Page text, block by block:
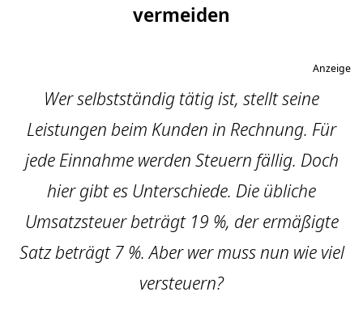
vermeiden
Anzeige
Wer selbstständig tätig ist, stellt seine
Leistungen beim Kunden in Rechnung. Für
jede Einnahme werden Steuern fällig. Doch
hier gibt es Unterschiede. Die übliche
Umsatzsteuer beträgt 19 %, der ermäßigte
Satz beträgt 7 %. Aber wer muss nun wie viel
versteuern?